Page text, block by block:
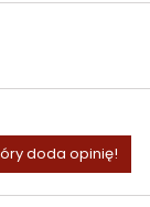
doda opinię!